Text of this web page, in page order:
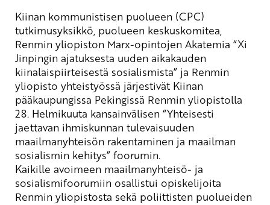
Kiinan kommunistisen puolueen (CPC)
tutkimusyksikkö, puolueen keskuskomitea,
Renmin yliopiston Marx-opintojen Akatemia “Xi
Jinpingin ajatuksesta uuden aikakauden
kiinalaispiirteisestä sosialismista” ja Renmin
yliopisto yhteistyössä järjestivät Kiinan
pääkaupungissa Pekingissä Renmin yliopistolla
28. Helmikuuta kansainvälisen “Yhteisesti
jaettavan ihmiskunnan tulevaisuuden
maailmanyhteisön rakentaminen ja maailman
sosialismin kehitys” foorumin.
Kaikille avoimeen maailmanyhteisö- ja
sosialismifoorumiin osallistui opiskelijoita
Renmin yliopistosta sekä poliittisten puolueiden